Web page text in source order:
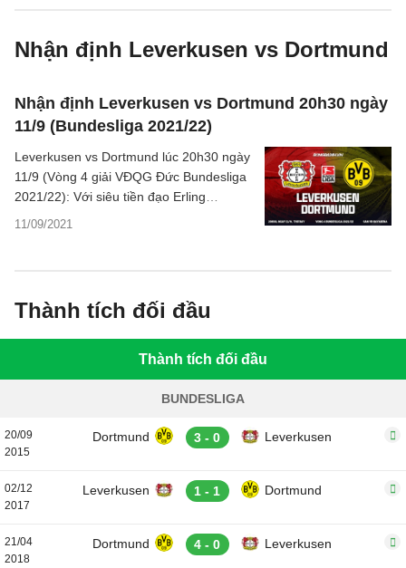
Nhận định Leverkusen vs Dortmund
Nhận định Leverkusen vs Dortmund 20h30 ngày
11/9 (Bundesliga 2021/22)
11/09/2021
Leverkusen vs Dortmund lúc 20h30 ngày
11/9 (Vòng 4 giải VĐQG Đức Bundesliga
2021/22): Với siêu tiền đạo Erling
Haaland đang đạt phong độ thăng hoa,
Thành tích đối đầu
Thành tích đối đầu
BUNDESLIGA
20/09
2015
Dortmund 3 - 0 Leverkusen
02/12
2017
Leverkusen 1 - 1 Dortmund
21/04
2018
Dortmund 4 - 0 Leverkusen